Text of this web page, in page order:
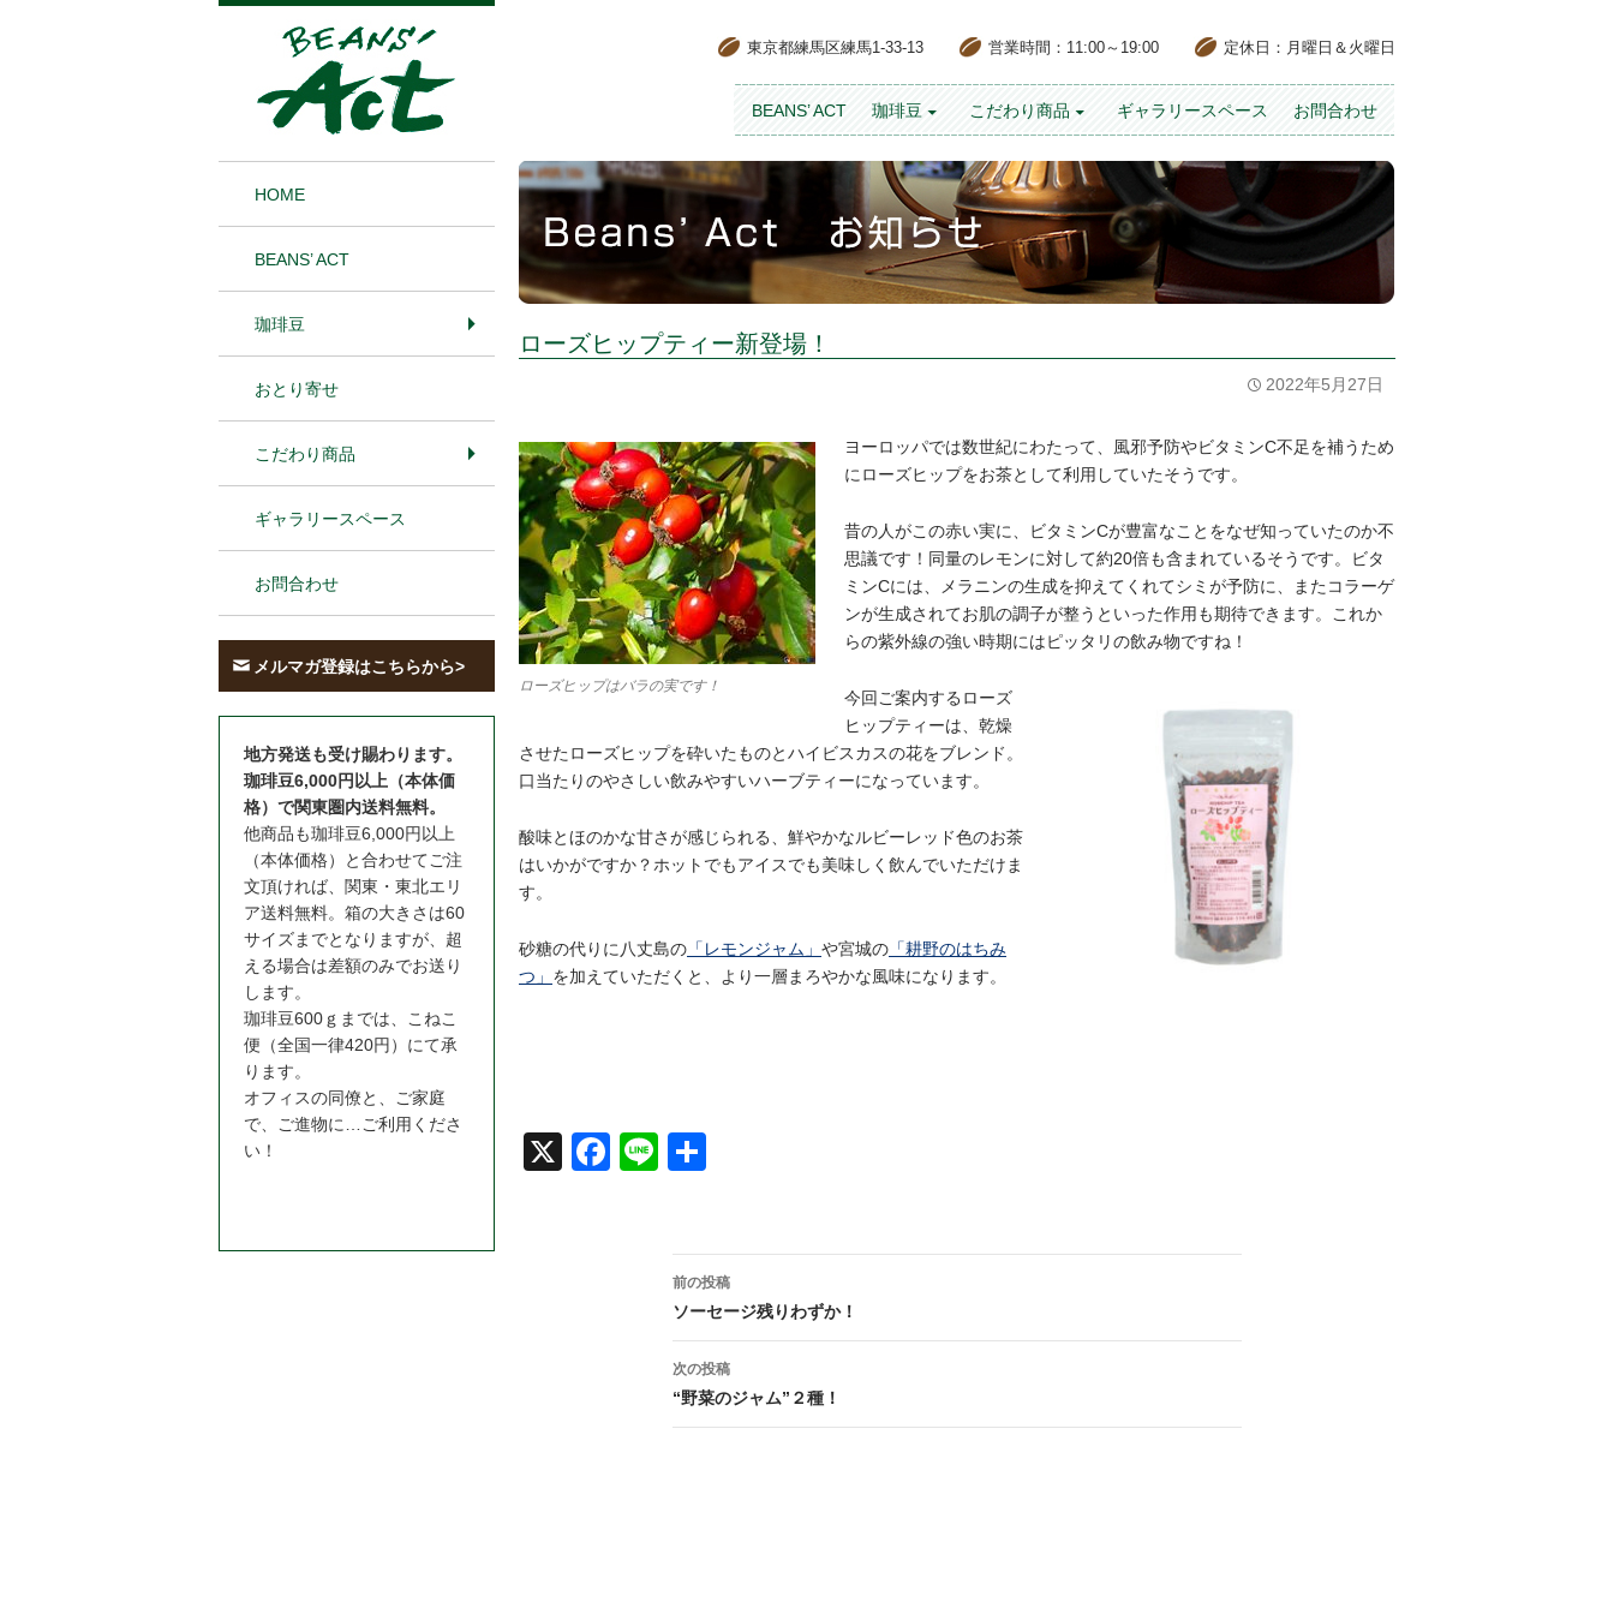
東京都練馬区練馬1-33-13 営業時間：11:00～19:00 定休日：月曜日＆火曜日
BEANS’ ACT 珈琲豆 こだわり商品 ギャラリースペース お問合わせ
ローズヒップティー新登場！
2022年5月27日
ローズヒップはバラの実です！
ヨーロッパでは数世紀にわたって、風邪予防やビタミンC不足を補うため
にローズヒップをお茶として利用していたそうです。
昔の人がこの赤い実に、ビタミンCが豊富なことをなぜ知っていたのか不
思議です！同量のレモンに対して約20倍も含まれているそうです。ビタ
ミンCには、メラニンの生成を抑えてくれてシミが予防に、またコラーゲ
ンが生成されてお肌の調子が整うといった作用も期待できます。これか
らの紫外線の強い時期にはピッ タリの飲み物ですね！
今回ご案内するローズ
ヒップティーは、乾燥
させたローズヒップを砕いたものとハイビスカスの花をブレンド。
口当たりのやさしい飲みやすいハーブティーになっています。
酸味とほのかな甘さが感じられる、鮮やかなルビーレッド色のお茶
はいかがですか？ホットでもアイスでも美味しく飲んでいただけま
す。
砂糖の代りに八丈島の 「レモンジャム」 や宮城の 「耕野のはちみ
つ」 を加えていただくと、より一層まろやかな風味になります。
Face
Line
投
稿
ナ
ビ
前の投稿
ソーセージ残りわずか！
次の投稿
“野菜のジャム”２種！
HOME
BEANS’ ACT
珈琲豆
おとり寄せ
こだわり商品
ギャラリースペース
お問合わせ
メルマガ登録はこちらから>
地方発送も受け賜わります。
珈琲豆6,000円以上（本体価
格）で関東圏内送料無料。
他商品も珈琲豆6,000円以上
（本体価格）と合わせてご注
文頂ければ、関東・東北エリ
ア送料無料。箱の大きさは60
サイズまでとなりますが、超
える場合は差額のみでお送り
します。
珈琲豆600ｇまでは、こねこ
便（全国一律420円）にて承
ります。
オフィスの同僚と、ご家庭
で、ご進物に…ご利用くださ
い！